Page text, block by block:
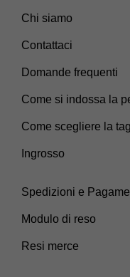
Chi siamo
Contattaci
Domande frequenti
Come si indossa la
Come scegliere la
Ingrosso
Spedizioni e
Modulo di reso
Resi merce